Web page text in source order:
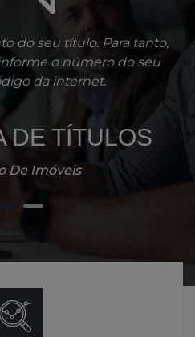
do seu título. Para tanto,
o número do seu
da internet.
DE TÍTULOS
De Imóveis